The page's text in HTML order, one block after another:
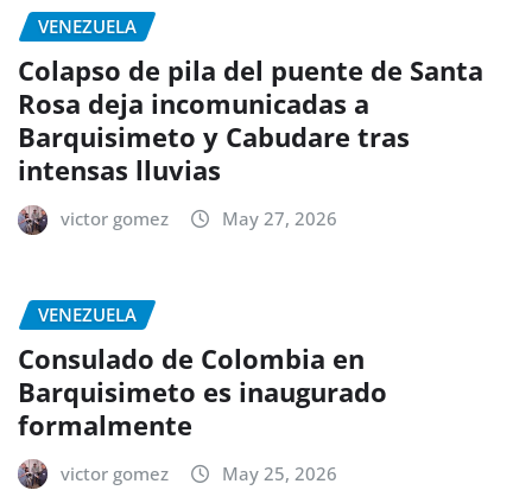
VENEZUELA
Colapso de pila del puente de Santa
Rosa deja incomunicadas a
Barquisimeto y Cabudare tras
intensas lluvias
victor gomez May 27, 2026
VENEZUELA
Consulado de Colombia en
Barquisimeto es inaugurado
formalmente
victor gomez May 25, 2026